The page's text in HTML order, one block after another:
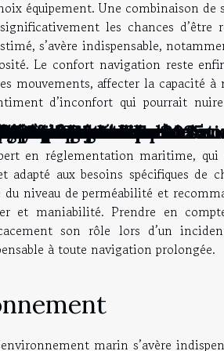
équipement. Une combinaison de
les chances d’être
s’avère indispensable,
Le confort navigation reste
mouvements, affecter la capacité à
d’inconfort qui pourrait
en réglementation maritime, qui
aux besoins spécifiques de
niveau de perméabilité et
et maniabilité. Prendre en
son rôle lors d’un
à toute navigation prolongée.
marin s’avère
: parlons-en
?
? organisation
rétro ?
espace intérieur ?
système juridique
? festives ?
? peuvent aider à les
événement
artistique unique
d'intérieuren spectacles
et le métal en 2025
pour un enterrement
avantageuse ?
?
protection de
?
à papa
santé ?
?
site pour sublimer vos
pour les cheveux ?